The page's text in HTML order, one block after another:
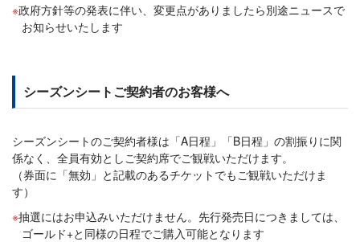
政府方針等の発表に伴い、変更点がありましたら別途ニュースで
お知らせいたします
シーズンシートご契約者のお客様へ
シーズンシートのご契約者様は「A日程」「B日程」の割振りに関
係なく、全員有効としご契約席でご観戦いただけます。
（券面に「無効」と記載のあるチケットでもご観戦いただけま
す）
抽選にはお申込みいただけません。先行発売日につきましては、
ゴールド+と同様の日程でご購入可能となります